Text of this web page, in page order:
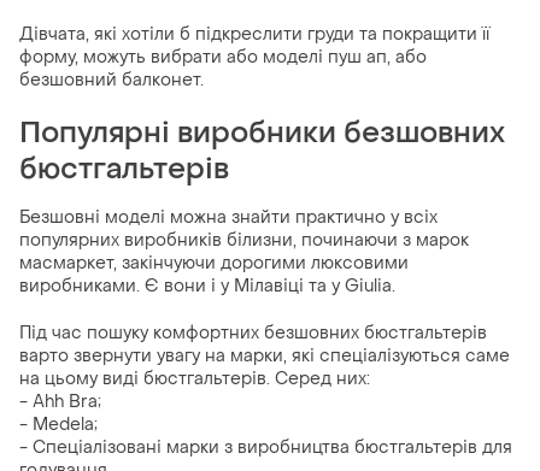
Дівчата, які хотіли б підкреслити груди та покращити її
форму, можуть вибрати або моделі пуш ап, або
безшовний балконет.
Популярні виробники безшовних
бюстгальтерів
Безшовні моделі можна знайти практично у всіх
популярних виробників білизни, починаючи з марок
масмаркет, закінчуючи дорогими люксовими
виробниками. Є вони і у Мілавіці та у Giulia.
Під час пошуку комфортних безшовних бюстгальтерів
варто звернути увагу на марки, які спеціалізуються саме
на цьому виді бюстгальтерів. Серед них:
- Ahh Bra;
- Medela;
- Спеціалізовані марки з виробництва бюстгальтерів для